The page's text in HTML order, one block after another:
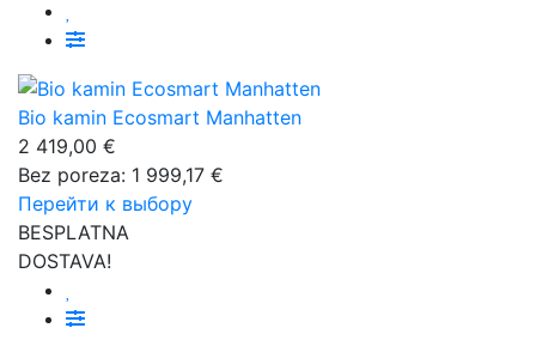
Bio kamin Ecosmart Manhatten
2 419,00 €
Bez poreza: 1 999,17 €
Перейти к выбору
BESPLATNA
DOSTAVA!